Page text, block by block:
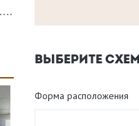
ВЫБЕРИТЕ
Форма расположения